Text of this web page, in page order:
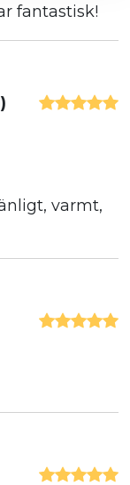
fantastisk!
varmt,